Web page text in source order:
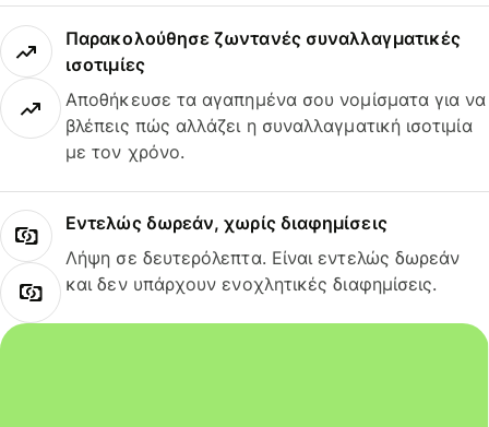
Παρακολούθησε ζωντανές συναλλαγματικές
ισοτιμίες
Αποθήκευσε τα αγαπημένα σου νομίσματα για να
βλέπεις πώς αλλάζει η συναλλαγματική ισοτιμία
με τον χρόνο.
Εντελώς δωρεάν, χωρίς διαφημίσεις
Λήψη σε δευτερόλεπτα. Είναι εντελώς δωρεάν
και δεν υπάρχουν ενοχλητικές διαφημίσεις.